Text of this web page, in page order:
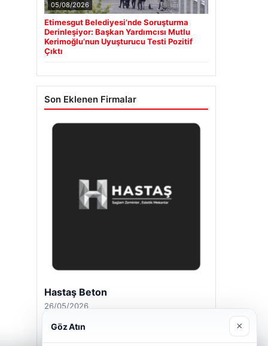
05/08/2026
Etimesgut Belediyesi’nde Soruşturma
Derinleşiyor: Başkan Yardımcısı Mutlu
Kerimoğlu’nun Uyuşturucu Testi Pozitif
Çıktı
Son Eklenen Firmalar
Hastaş Beton
26/05/2026
Göz Atın ×